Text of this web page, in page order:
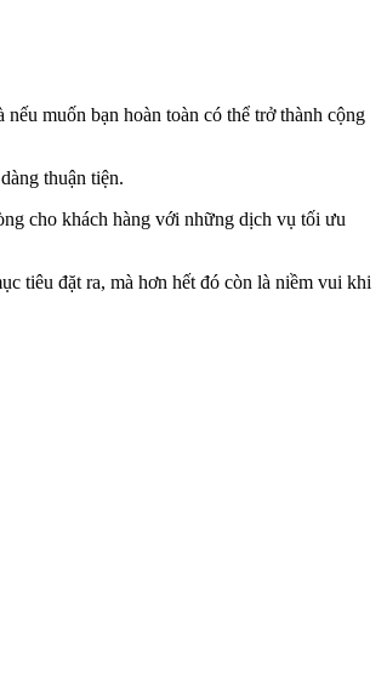
muốn bạn hoàn toàn có thể trở thành cộng
thuận tiện.
cho khách hàng với những dịch vụ tối ưu
tiêu đặt ra, mà hơn hết đó còn là niềm vui khi